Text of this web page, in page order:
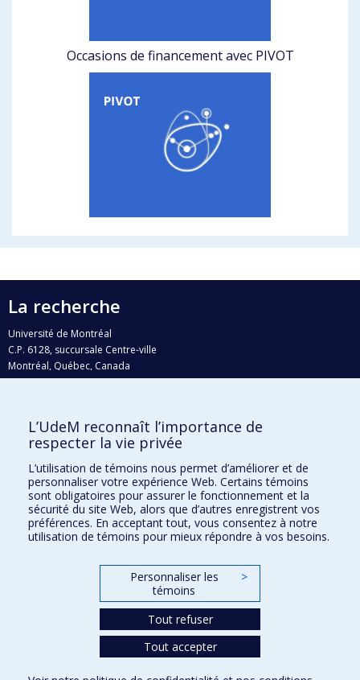
Occasions de financement avec PIVOT
La recherche
Université de Montréal
C.P. 6128, succursale Centre-ville
Montréal, Québec, Canada
H3C 3J7
Qui fait quoi?
Nous trouver
Plan du site
Accessibilité
L’UdeM reconnaît l’importance de
respecter la vie privée
L’utilisation de témoins nous permet d’améliorer et de
personnaliser votre expérience Web. Certains témoins
sont obligatoires pour assurer le fonctionnement et la
sécurité du site Web, alors que d’autres enregistrent vos
préférences. En acceptant tout, vous consentez à notre
utilisation de témoins pour mieux répondre à vos besoins.
Personnaliser les
témoins
>
Tout refuser
Tout accepter